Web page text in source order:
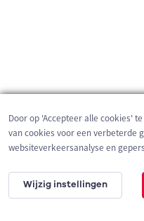
200 m
Door op 'Accepteer alle cookies'
van cookies voor een verbeterde
websiteverkeersanalyse en
Wijzig instellingen